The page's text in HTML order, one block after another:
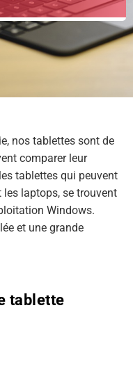
nos tablettes sont de
comparer leur
tablettes qui peuvent
les laptops, se trouvent
Windows.
et une grande
tablette